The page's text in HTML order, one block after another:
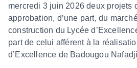
mercredi 3 juin 2026 deux projets
approbation, d’une part, du
construction du Lycée
part de celui afférent à la
d’Excellence de Badougou